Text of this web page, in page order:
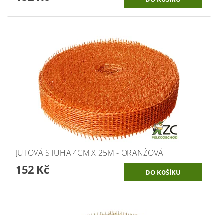
JUTOVÁ STUHA 4CM X 25M - ORANŽOVÁ
152 Kč